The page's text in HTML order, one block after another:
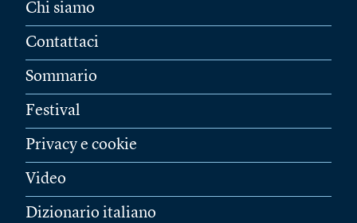
Chi siamo
Contattaci
Sommario
Festival
Privacy e cookie
Video
Dizionario italiano